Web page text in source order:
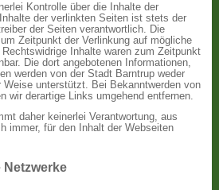
Kontrolle über die Inhalte der
der verlinkten Seiten ist stets der
der Seiten verantwortlich. Die
Zeitpunkt der Verlinkung auf mögliche
Inhalte waren zum Zeitpunkt
Die dort angebotenen Informationen,
werden von der Stadt Barntrup weder
Weise unterstützt. Bei Bekanntwerden von
wir derartige Links umgehend entfernen.
daher keinerlei Verantwortung, aus
immer, für den Inhalt der Webseiten
Netzwerke